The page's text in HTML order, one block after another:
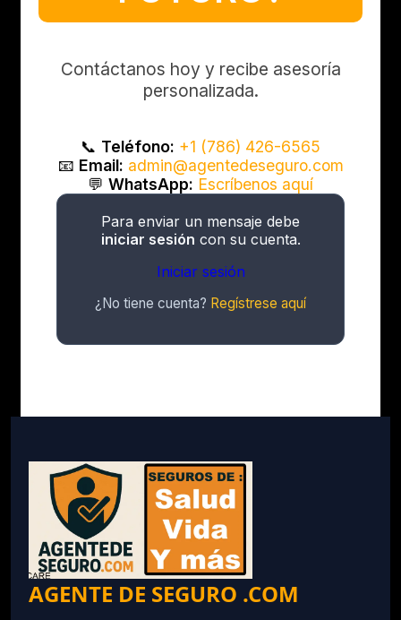
Contáctanos hoy y recibe asesoría
personalizada.
📞 Teléfono: +1 (786) 426-6565
📧 Email: admin@agentedeseguro.com
💬 WhatsApp: Escríbenos aquí
Para enviar un mensaje debe
iniciar sesión con su cuenta.
Iniciar sesión
¿No tiene cuenta? Regístrese aquí
AGENTE DE SEGURO .COM